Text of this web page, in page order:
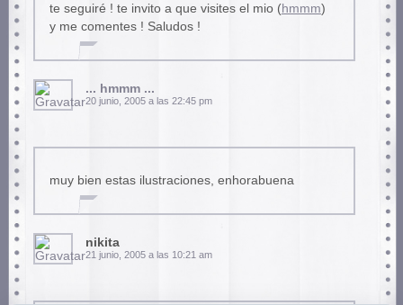
te seguiré ! te invito a que visites el mio (hmmm)
y me comentes ! Saludos !
... hmmm ...
20 junio, 2005 a las 22:45 pm
muy bien estas ilustraciones, enhorabuena
nikita
21 junio, 2005 a las 10:21 am